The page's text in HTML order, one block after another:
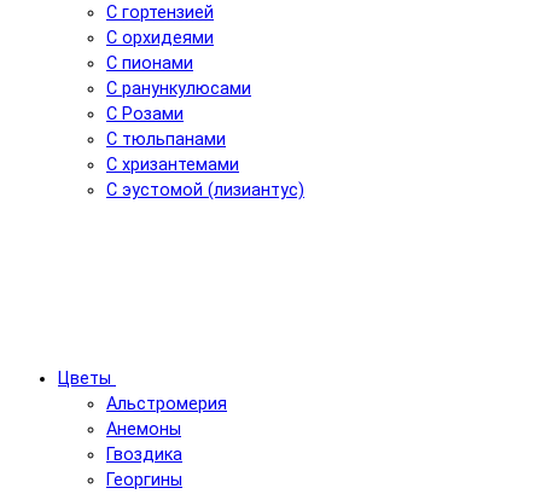
С гортензией
С орхидеями
С пионами
С ранункулюсами
С Розами
С тюльпанами
С хризантемами
С эустомой (лизиантус)
Цветы
Альстромерия
Анемоны
Гвоздика
Георгины